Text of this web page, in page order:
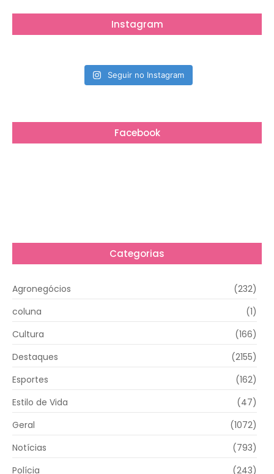
Instagram
Seguir no Instagram
Facebook
Categorias
Agronegócios
(232)
coluna
(1)
Cultura
(166)
Destaques
(2155)
Esportes
(162)
Estilo de Vida
(47)
Geral
(1072)
Notícias
(793)
Polícia
(243)